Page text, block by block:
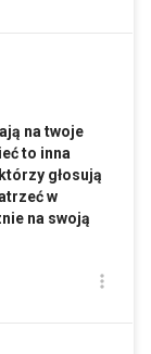
na twoje
to inna
głosują
w
na swoją